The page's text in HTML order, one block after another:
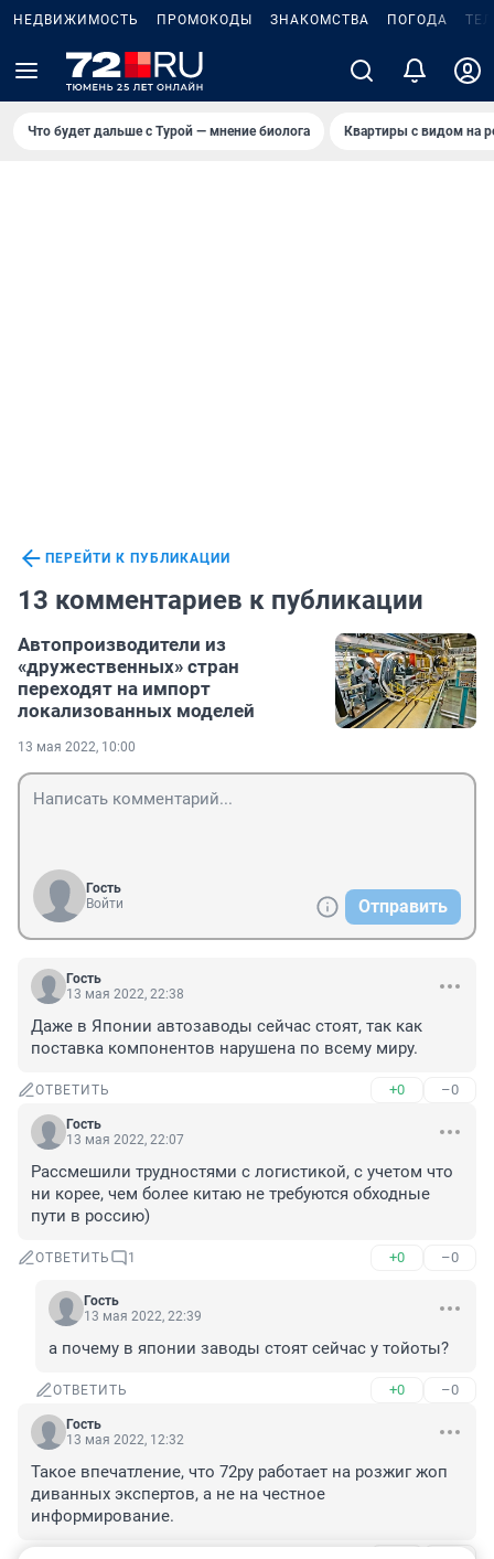
НЕДВИЖИМОСТЬ ПРОМОКОДЫ ЗНАКОМСТВА ПОГОДА
Что будет дальше с Турой — мнение биолога Квартиры с видом на
ПЕРЕЙТИ К ПУБЛИКАЦИИ
13 комментариев к публикации
Автопроизводители из
«дружественных» стран
переходят на импорт
локализованных моделей
13 мая 2022, 10:00
Гость
Войти
Отправить
Гость
13 мая 2022, 22:38
Даже в Японии автозаводы сейчас стоят, так как
поставка компонентов нарушена по всему миру.
ОТВЕТИТЬ +0 –0
Гость
13 мая 2022, 22:07
Рассмешили трудностями с логистикой, с учетом что
ни корее, чем более китаю не требуются обходные
пути в россию)
ОТВЕТИТЬ 1 +0 –0
Гость
13 мая 2022, 22:39
а почему в японии заводы стоят сейчас у тойоты?
ОТВЕТИТЬ +0 –0
Гость
13 мая 2022, 12:32
Такое впечатление, что 72ру работает на розжиг жоп
диванных экспертов, а не на честное
информирование.